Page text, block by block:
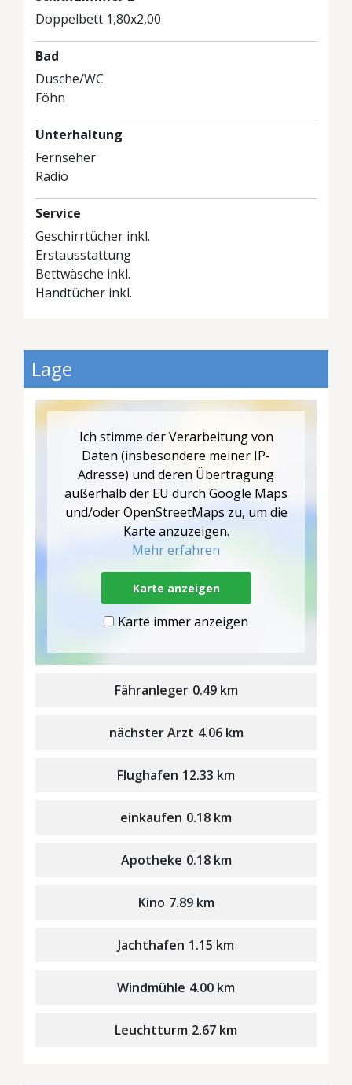
Doppelbett 1,80x2,00
Bad
Dusche/WC
Föhn
Unterhaltung
Fernseher
Radio
Service
Geschirrtücher inkl.
Erstausstattung
Bettwäsche inkl.
Handtücher inkl.
Lage
Ich stimme der Verarbeitung von
Daten (insbesondere meiner IP-
Adresse) und deren Übertragung
außerhalb der EU durch Google Maps
und/oder OpenStreetMaps zu, um die
Karte anzuzeigen.
Mehr erfahren
Karte anzeigen
Karte immer anzeigen
Fähranleger 0.49 km
nächster Arzt 4.06 km
Flughafen 12.33 km
einkaufen 0.18 km
Apotheke 0.18 km
Kino 7.89 km
Jachthafen 1.15 km
Windmühle 4.00 km
Leuchtturm 2.67 km